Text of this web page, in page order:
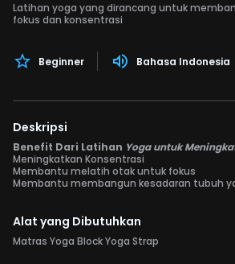
Latihan yoga yang dirancang untuk
fokus dan konsentrasi
Beginner Bahasa Indonesia
Deskripsi
Benefit Dari Latihan Yoga untuk
Meningkatkan Konsentrasi
Membantu melatih otak untuk fokus
Membantu membangun kesadaran tubuh
Alat yang Dibutuhkan
Matras Yoga Block Yoga Strap